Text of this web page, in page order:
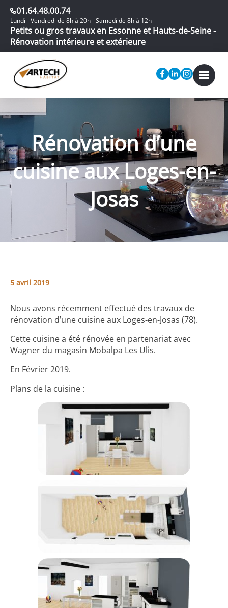
01.64.48.00.74
Lundi - Vendredi de 8h à 20h - Samedi de 8h à 12h
Petits ou gros travaux en Essonne et Hauts-de-Seine -
Rénovation intérieure et extérieure
Rénovation d’une
cuisine aux Loges-en-
Josas
5 avril 2019
Nous avons récemment effectué des travaux de
rénovation d’une cuisine aux Loges-en-Josas (78).
Cette cuisine a été rénovée en partenariat avec
Wagner du magasin Mobalpa Les Ulis.
En Février 2019.
Plans de la cuisine :